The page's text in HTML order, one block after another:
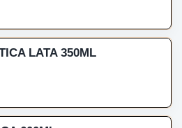
LATA 350ML